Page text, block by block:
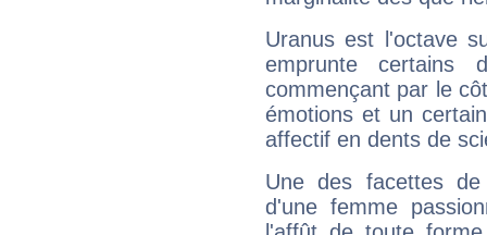
Uranus est l'octave
emprunte
commençant par le
émotions et un
affectif en dents de
Une des facettes
d'une femme